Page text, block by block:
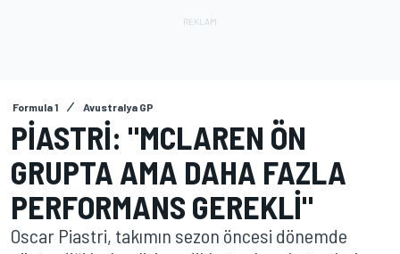
Formula 1 Avustralya GP
PIASTRI: "MCLAREN ÖN
GRUPTA AMA DAHA FAZLA
PERFORMANS GEREKLI"
Oscar Piastri, takımın sezon öncesi dönemde